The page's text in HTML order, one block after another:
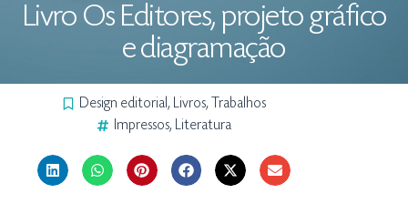
Livro Os Editores, projeto gráfico
e diagramação
Design editorial , Livros,
Trabalhos
Impressos, Literatura